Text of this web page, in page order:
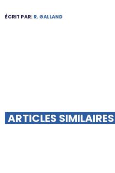
ÉCRIT PAR: R. GALLAND
ARTICLES SIMILAIRES